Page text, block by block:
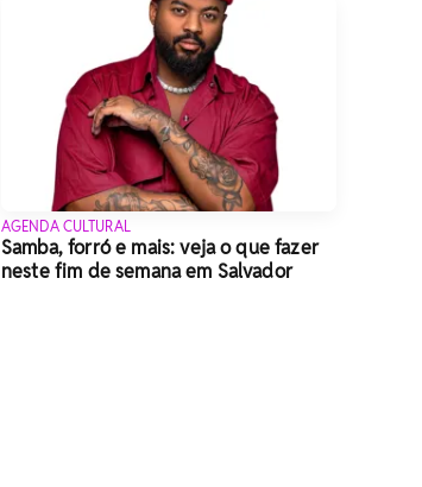
AGENDA CULTURAL
Samba, forró e mais: veja o que fazer
neste fim de semana em Salvador